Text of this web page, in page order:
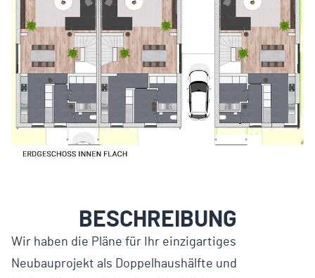
BESCHREIBUNG
Wir haben die Pläne für Ihr einzigartiges
Neubauprojekt als Doppelhaushälfte und